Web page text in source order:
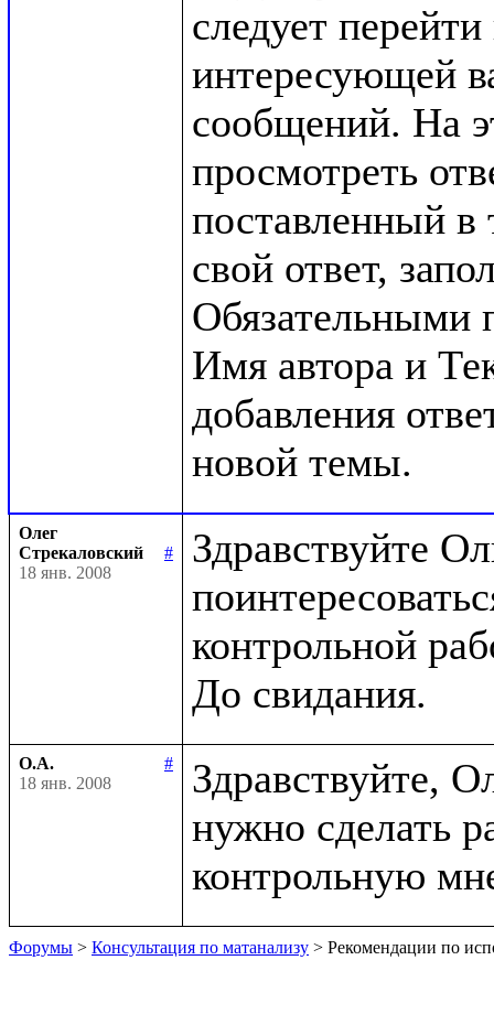
следует
интересующей
сообщений. На
просмотреть
поставленный в
свой ответ,
Обязательными
Имя автора и
добавления
Олег
Стрекаловский
#
18 янв. 2008
Здравствуйте
контрольной
О.А.
#
18 янв. 2008
Здравствуйте,
нужно сделать
Форумы > Консультация по матанализу > Рекомендации по